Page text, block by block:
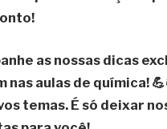
as nossas dicas
aulas de química!
temas. É só deixar